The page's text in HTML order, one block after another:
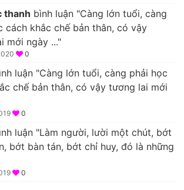
thanh bình luận "Càng lớn tuổi, càng
cách khắc chế bản thân, có vậy
mới ngày ..."
0
luận "Càng lớn tuổi, càng phải học
chế bản thân, có vậy tương lai mới
0
luận "Làm người, lười một chút, bớt
bớt bàn tán, bớt chỉ huy, đó là những
0